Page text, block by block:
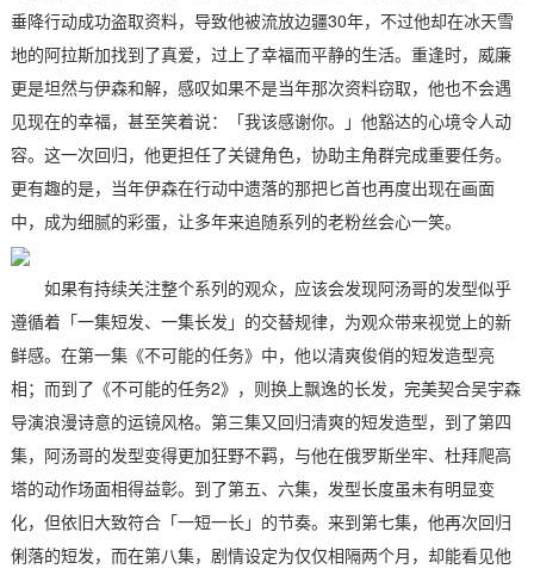
垂降行动成功盗取资料，导致他被流放边疆30年，不过他却在冰天雪
地的阿拉斯加找到了真爱，过上了幸福而平静的生活。重逢时，威廉
更是坦然与伊森和解，感叹如果不是当年那次资料窃取，他也不会遇
见现在的幸福，甚至笑着说：「我该感谢你。」他豁达的心境令人动
容。这一次回归，他更担任了关键角色，协助主角群完成重要任务。
更有趣的是，当年伊森在行动中遗落的那把匕首也再度出现在画面
中，成为细腻的彩蛋，让多年来追随系列的老粉丝会心一笑。
如果有持续关注整个系列的观众，应该会发现阿汤哥的发型似乎
遵循着「一集短发、一集长发」的交替规律，为观众带来视觉上的新
鲜感。在第一集《不可能的任务》中，他以清爽俊俏的短发造型亮
相；而到了《不可能的任务2》，则换上飘逸的长发，完美契合吴宇森
导演浪漫诗意的运镜风格。第三集又回归清爽的短发造型，到了第四
集，阿汤哥的发型变得更加狂野不羁，与他在俄罗斯坐牢、杜拜爬高
塔的动作场面相得益彰。到了第五、六集，发型长度虽未有明显变
化，但依旧大致符合「一短一长」的节奏。来到第七集，他再次回归
俐落的短发，而在第八集，剧情设定为仅仅相隔两个月，却能看见他